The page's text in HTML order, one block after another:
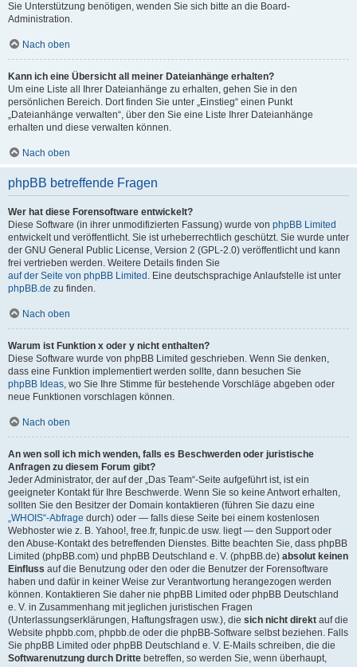
Sie Unterstützung benötigen, wenden Sie sich bitte an die Board-
Administration.
Nach oben
Kann ich eine Übersicht all meiner Dateianhänge erhalten?
Um eine Liste all Ihrer Dateianhänge zu erhalten, gehen Sie in den
persönlichen Bereich. Dort finden Sie unter „Einstieg“ einen Punkt
„Dateianhänge verwalten“, über den Sie eine Liste Ihrer Dateianhänge
erhalten und diese verwalten können.
Nach oben
phpBB betreffende Fragen
Wer hat diese Forensoftware entwickelt?
Diese Software (in ihrer unmodifizierten Fassung) wurde von phpBB Limited
entwickelt und veröffentlicht. Sie ist urheberrechtlich geschützt. Sie wurde unter
der GNU General Public License, Version 2 (GPL-2.0) veröffentlicht und kann
frei vertrieben werden. Weitere Details finden Sie
auf der Seite von phpBB Limited . Eine deutschsprachige Anlaufstelle ist unter
phpBB.de zu finden.
Nach oben
Warum ist Funktion x oder y nicht enthalten?
Diese Software wurde von phpBB Limited geschrieben. Wenn Sie denken,
dass eine Funktion implementiert werden sollte, dann besuchen Sie
phpBB Ideas, wo Sie Ihre Stimme für bestehende Vorschläge abgeben oder
neue Funktionen vorschlagen können.
Nach oben
An wen soll ich mich wenden, falls es Beschwerden oder juristische
Anfragen zu diesem Forum gibt?
Jeder Administrator, der auf der „Das Team“-Seite aufgeführt ist, ist ein
geeigneter Kontakt für Ihre Beschwerde. Wenn Sie so keine Antwort erhalten,
sollten Sie den Besitzer der Domain kontaktieren (führen Sie dazu eine
„WHOIS“-Abfrage durch) oder — falls diese Seite bei einem kostenlosen
Webhoster wie z. B. Yahoo!, free.fr, funpic.de usw. liegt — den Support oder
den Abuse-Kontakt des betreffenden Dienstes. Bitte beachten Sie, dass phpBB
Limited (phpBB.com) und phpBB Deutschland e. V. (phpBB.de) absolut keinen
Einfluss auf die Benutzung oder den oder die Benutzer der Forensoftware
haben und dafür in keiner Weise zur Verantwortung herangezogen werden
können. Kontaktieren Sie daher nie phpBB Limited oder phpBB Deutschland
e. V. in Zusammenhang mit jeglichen juristischen Fragen
(Unterlassungserklärungen, Haftungsfragen usw.), die sich nicht direkt auf die
Website phpbb.com, phpbb.de oder die phpBB-Software selbst beziehen. Falls
Sie phpBB Limited oder phpBB Deutschland e. V. E-Mails schreiben, die die
Softwarenutzung durch Dritte betreffen, so werden Sie, wenn überhaupt,